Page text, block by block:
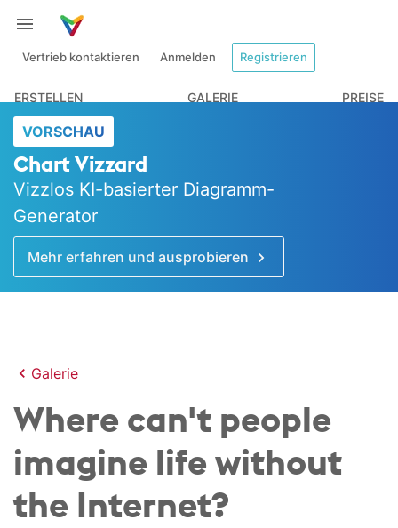
Vertrieb kontaktieren Anmelden Registrieren
ERSTELLEN GALERIE PREISE
VORSCHAU
Chart Vizzard
Vizzlos KI-basierter Diagramm-
Generator
Mehr erfahren und ausprobieren
Galerie
Where can't people
imagine life without
the Internet?